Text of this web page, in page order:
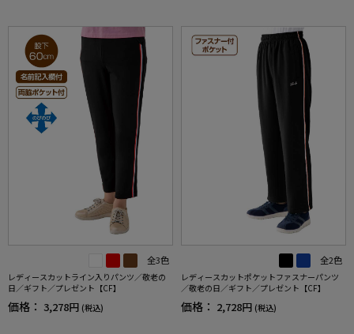
全3色
レディースカットライン入りパンツ／敬老の
日／ギフト／プレゼント【CF】
価格： 3,278円 (税込)
全2色
レディースカットポケットファスナーパンツ
／敬老の日／ギフト／プレゼント【CF】
価格： 2,728円 (税込)